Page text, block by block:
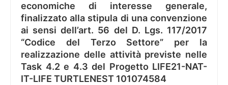
economiche di interesse generale,
finalizzato alla stipula di una convenzione
ai sensi dell’art. 56 del D. Lgs. 117/2017
“Codice del Terzo Settore” per la
realizzazione delle attività previste nelle
Task 4.2 e 4.3 del Progetto LIFE21-NAT-
IT-LIFE TURTLENEST 101074584